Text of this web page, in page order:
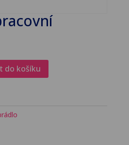
do košíku